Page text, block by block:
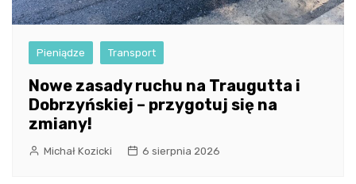
Pieniądze Transport
Nowe zasady ruchu na Traugutta i
Dobrzyńskiej – przygotuj się na
zmiany!
Michał Kozicki 6 sierpnia 2026